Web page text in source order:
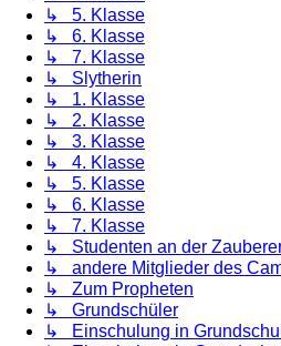
↳ 5. Klasse
↳ 6. Klasse
↳ 7. Klasse
↳ Slytherin
↳ 1. Klasse
↳ 2. Klasse
↳ 3. Klasse
↳ 4. Klasse
↳ 5. Klasse
↳ 6. Klasse
↳ 7. Klasse
↳ Studenten an der
↳ andere Mitglieder des
↳ Zum Propheten
↳ Grundschüler
↳ Einschulung in